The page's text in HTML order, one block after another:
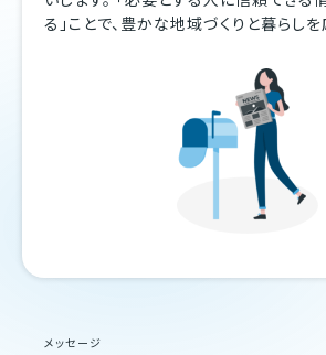
る」ことで、豊かな地域づくりと暮らしを
メッセージ